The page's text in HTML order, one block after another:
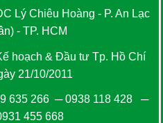
Lý Chiêu Hoàng - P. An Lạc
- TP. HCM
hoạch & Đầu tư Tp. Hồ Chí
21/10/2011
635 266─0938 118 428─
455 668